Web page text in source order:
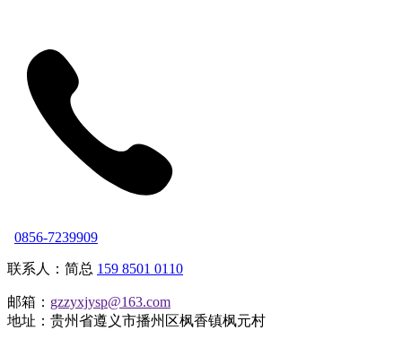
0856-7239909
联系人：简总 159 8501 0110
邮箱： gzzyxjysp@163.com
地址：贵州省遵义市播州区枫香镇枫元村